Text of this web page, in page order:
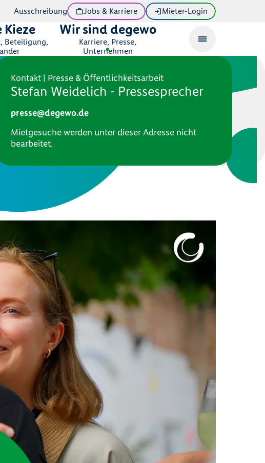
Ausschreibung Jobs & Karriere Mieter-Login
Kieze
Beteiligung,
Wir sind degewo
Karriere, Presse,
Unternehmen
Kontakt | Presse & Öffentlichkeitsarbeit
Stefan Weidelich - Pressesprecher
presse@degewo.de
Mietgesuche werden unter dieser Adresse nicht
bearbeitet.
Zeiten